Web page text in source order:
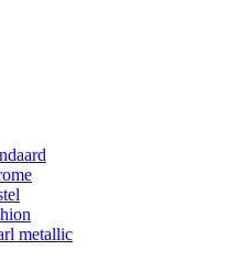
metallic